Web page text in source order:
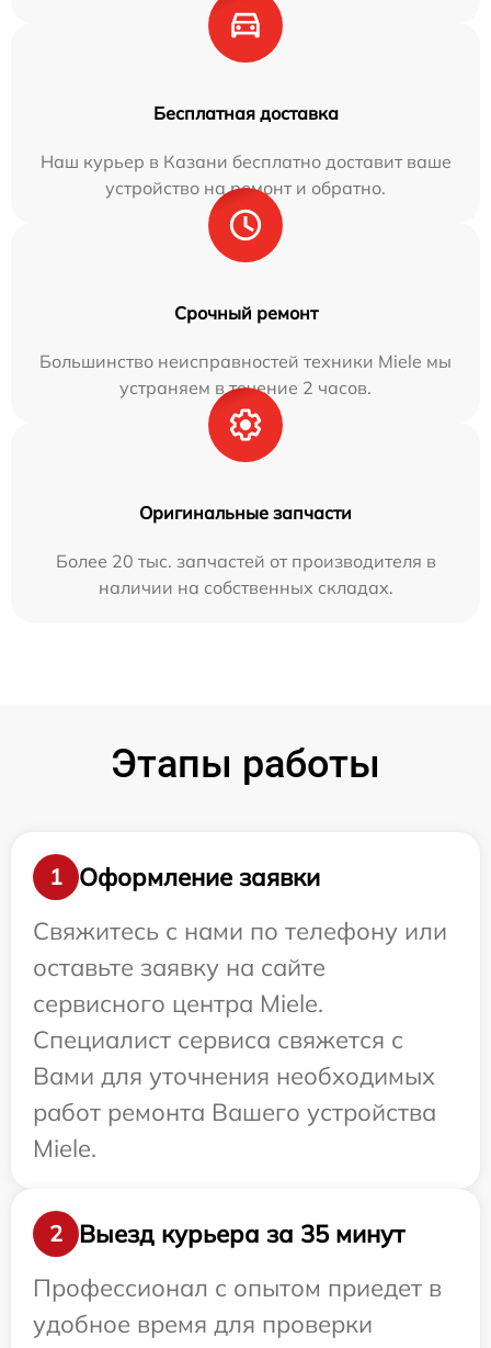
Бесплатная доставка
Наш курьер в Казани бесплатно доставит ваше
устройство на ремонт и обратно.
Срочный ремонт
Большинство неисправностей техники Miele мы
устраняем в течение 2 часов.
Оригинальные запчасти
Более 20 тыс. запчастей от производителя в
наличии на собственных складах.
Этапы работы
1
Оформление заявки
Свяжитесь с нами по телефону или
оставьте заявку на сайте
сервисного центра Miele.
Специалист сервиса свяжется с
Вами для уточнения необходимых
работ ремонта Вашего устройства
Miele.
2
Выезд курьера за 35 минут
Профессионал с опытом приедет в
удобное время для проверки